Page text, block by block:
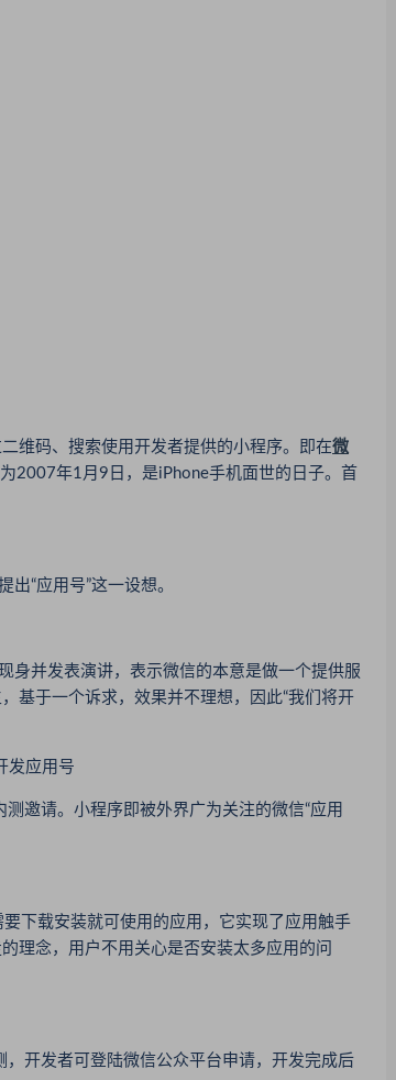
码、搜索使用开发者提供的小程序。即在微
2007年1月9日，是iPhone手机面世的日子。首
“应用号”这一设想。
并发表演讲，表示微信的本意是做一个提供服
基于一个诉求，效果并不理想，因此“我们将开
发应用号
请。小程序即被外界广为关注的微信“应用
下载安装就可使用的应用，它实现了应用触手
理念，用户不用关心是否安装太多应用的问
开发者可登陆微信公众平台申请，开发完成后